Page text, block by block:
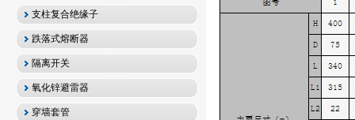
支柱复合绝缘子
跌落式熔断器
隔离开关
氧化锌避雷器
穿墙套管